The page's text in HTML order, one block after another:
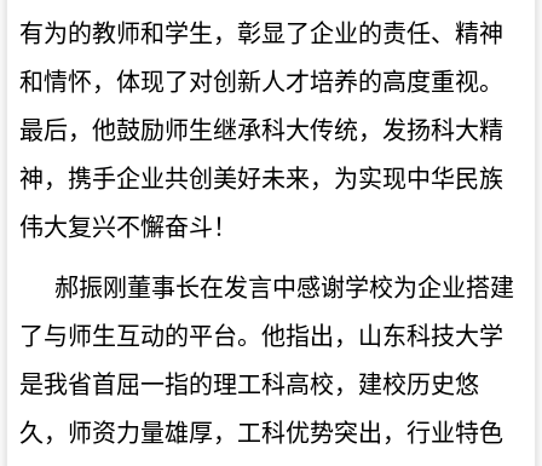
有为的教师和学生，彰显了企业的责任、精神
和情怀，体现了对创新人才培养的高度重视。
最后，他鼓励师生继承科大传统，发扬科大精
神，携手企业共创美好未来，为实现中华民族
伟大复兴不懈奋斗！
郝振刚董事长在发言中感谢学校为企业搭建
了与师生互动的平台。他指出，山东科技大学
是我省首屈一指的理工科高校，建校历史悠
久，师资力量雄厚，工科优势突出，行业特色